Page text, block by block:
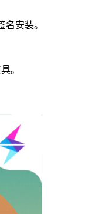
安装。
。